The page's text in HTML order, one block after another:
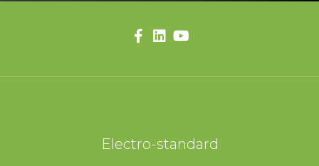
Electro-standard